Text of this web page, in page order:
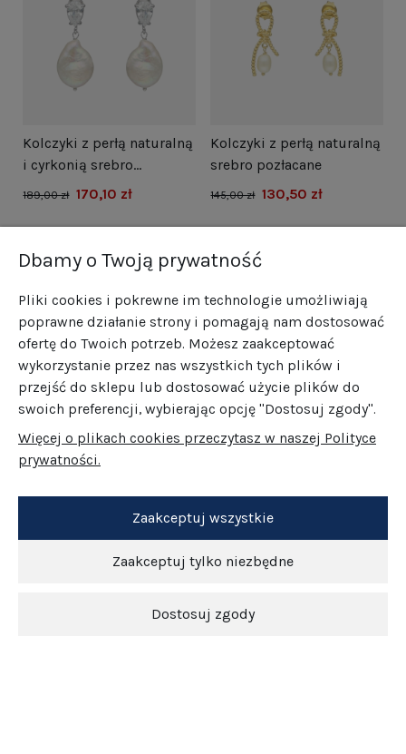
Kolczyki z perłą naturalną
i cyrkonią srebro
rodowane
189,00 zł 170,10 zł
Kolczyki z perłą naturalną
srebro pozłacane
145,00 zł 130,50 zł
Dbamy o Twoją prywatność
Pliki cookies i pokrewne im technologie umożliwiają
poprawne działanie strony i pomagają nam dostosować
ofertę do Twoich potrzeb. Możesz zaakceptować
wykorzystanie przez nas wszystkich tych plików i
przejść do sklepu lub dostosować użycie plików do
swoich preferencji, wybierając opcję "Dostosuj zgody".
Więcej o plikach cookies przeczytasz w naszej Polityce
prywatności.
Zaakceptuj tylko niezbędne
Dostosuj zgody
Zaakceptuj wszystkie